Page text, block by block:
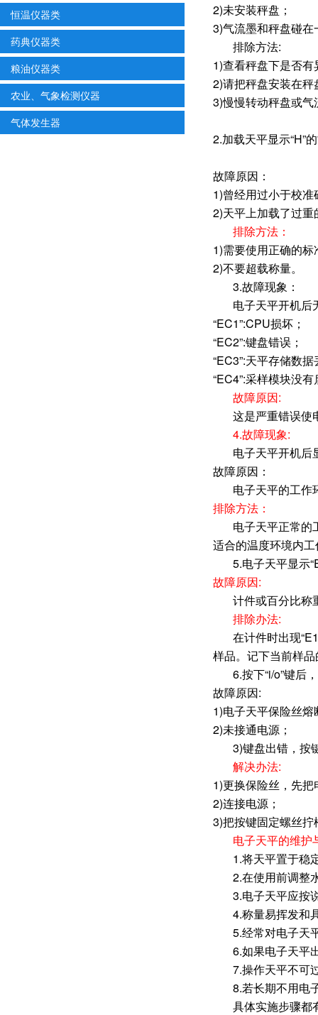
恒温仪器类
药典仪器类
粮油仪器类
农业、气象检测仪器
气体发生器
2)未安装秤盘；
3)气流墨和秤盘碰在
排除方法:
1)查看秤盘下是否
2)请把秤盘安装在秤
3)慢慢转动秤盘或
2.加载天平显示“H”
故障原因：
1)曾经用过小于校
2)天平上加载了过
排除方法：
1)需要使用正确的
2)不要超载称量。
3.故障现象：
电子天平开机后
“EC1”:CPU损坏；
“EC2”:键盘错误；
“EC3”:天平存储数
“EC4”:采样模块没
故障原因:
这是严重错误使
4.故障现象:
电子天平开机后
故障原因：
电子天平的工作
排除方法：
电子天平正常
适合的温度环境内
5.电子天平显示
故障原因:
计件或百分比称
排除办法:
在计件时出现
样品。记下当前样
6.按下“i/o”键后
故障原因:
1)电子天平保险丝熔
2)未接通电源；
3)键盘出错，按
解决办法:
1)更换保险丝，先
2)连接电源；
3)把按键固定螺丝
电子天平的维护
1.将天平置于稳
2.在使用前调整
3.电子天平应按
4.称量易挥发和
5.经常对电子天
6.如果电子天平
7.操作天平不可
8.若长期不用电
具体实施步骤都